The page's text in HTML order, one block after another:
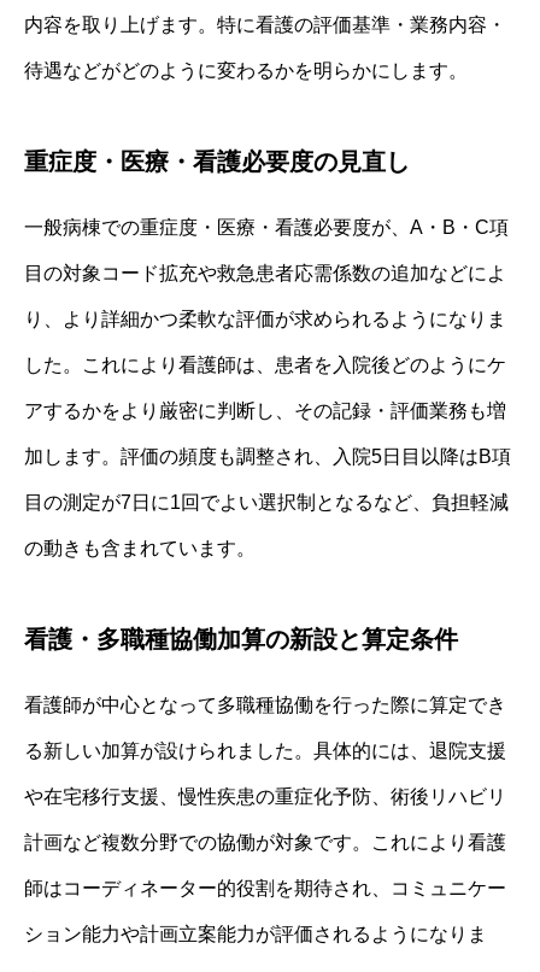
内容を取り上げます。特に看護の評価基準・業務内容・
待遇などがどのように変わるかを明らかにします。
重症度・医療・看護必要度の見直し
一般病棟での重症度・医療・看護必要度が、A・B・C項
目の対象コード拡充や救急患者応需係数の追加などによ
り、より詳細かつ柔軟な評価が求められるようになりま
した。これにより看護師は、患者を入院後どのようにケ
アするかをより厳密に判断し、その記録・評価業務も増
加します。評価の頻度も調整され、入院5日目以降はB項
目の測定が7日に1回でよい選択制となるなど、負担軽減
の動きも含まれています。
看護・多職種協働加算の新設と算定条件
看護師が中心となって多職種協働を行った際に算定でき
る新しい加算が設けられました。具体的には、退院支援
や在宅移行支援、慢性疾患の重症化予防、術後リハビリ
計画など複数分野での協働が対象です。これにより看護
師はコーディネーター的役割を期待され、コミュニケー
ション能力や計画立案能力が評価されるようになりま